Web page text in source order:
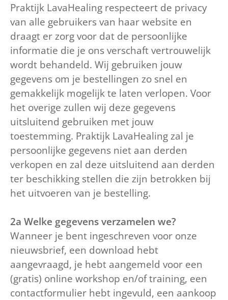
Praktijk LavaHealing respecteert de privacy
van alle gebruikers van haar website en
draagt er zorg voor dat de persoonlijke
informatie die je ons verschaft vertrouwelijk
wordt behandeld. Wij gebruiken jouw
gegevens om je bestellingen zo snel en
gemakkelijk mogelijk te laten verlopen. Voor
het overige zullen wij deze gegevens
uitsluitend gebruiken met jouw
toestemming. Praktijk LavaHealing zal je
persoonlijke gegevens niet aan derden
verkopen en zal deze uitsluitend aan derden
ter beschikking stellen die zijn betrokken bij
het uitvoeren van je bestelling.
2a Welke gegevens verzamelen we?
Wanneer je bent ingeschreven voor onze
nieuwsbrief, een download hebt
aangevraagd, je hebt aangemeld voor een
(gratis) online workshop en/of training, een
contactformulier hebt ingevuld, een aankoop